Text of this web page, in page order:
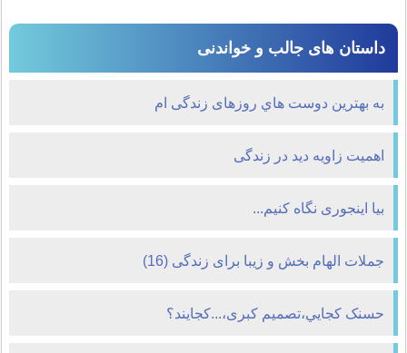
داستان های جالب و خواندنی
به بهترین دوست هاي روزهای زندگی ام
اهمیت زاویه دید در زندگی
بیا اینجوری نگاه کنیم...
جملات الهام بخش و زیبا برای زندگی (16)
حسنک کجايي،تصميم کبری،...کجايند؟